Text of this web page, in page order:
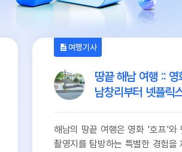
여행기사
땅끝 해남 여행 :: 영
남창리부터 넷플릭스
해남의 땅끝 여행은 영화 '호프'와
촬영지를 탐방하는 특별한 경험을